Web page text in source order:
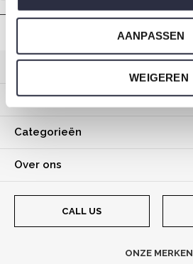
AANPASSEN
WEIGEREN
Mijn account
Categorieën
Over ons
CALL US
ONZE MERKEN